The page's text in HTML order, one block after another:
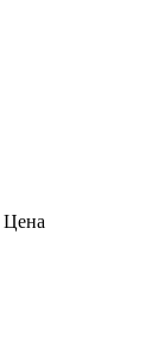
Цена